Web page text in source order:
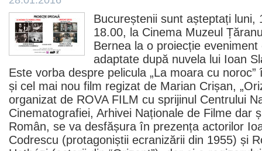
Bucureștenii sunt așteptați luni,
18.00, la Cinema Muzeul
Bernea la o proiecție
adaptate după nuvela lui Ioan
Este vorba despre pelicula „La moara cu noroc”
și cel mai nou film regizat de Marian Crișan, „
organizat de ROVA FILM cu sprijinul Centrului
Cinematografiei, Arhivei Naționale de Filme dar
Român, se va desfășura în prezența actorilor
Codrescu (protagoniștii ecranizării din 1955) și